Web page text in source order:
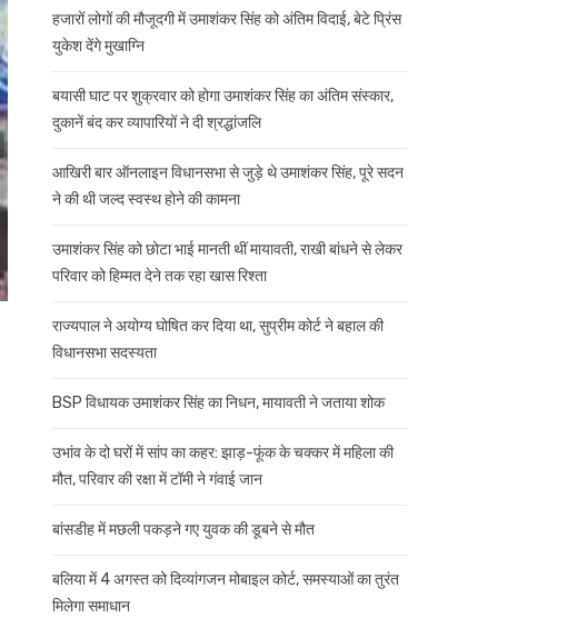
हजारों लोगों की मौजूदगी में उमाशंकर सिंह को अंतिम विदाई, बेटे प्रिंस
युकेश देंगे मुखाग्नि
बयासी घाट पर शुक्रवार को होगा उमाशंकर सिंह का अंतिम संस्कार,
दुकानें बंद कर व्यापारियों ने दी श्रद्धांजलि
आखिरी बार ऑनलाइन विधानसभा से जुड़े थे उमाशंकर सिंह, पूरे सदन
ने की थी जल्द स्वस्थ होने की कामना
उमाशंकर सिंह को छोटा भाई मानती थीं मायावती, राखी बांधने से लेकर
परिवार को हिम्मत देने तक रहा खास रिश्ता
राज्यपाल ने अयोग्य घोषित कर दिया था, सुप्रीम कोर्ट ने बहाल की
विधानसभा सदस्यता
BSP विधायक उमाशंकर सिंह का निधन, मायावती ने जताया शोक
उभांव के दो घरों में सांप का कहर: झाड़-फूंक के चक्कर में महिला की
मौत, परिवार की रक्षा में टॉमी ने गंवाई जान
बांसडीह में मछली पकड़ने गए युवक की डूबने से मौत
बलिया में 4 अगस्त को दिव्यांगजन मोबाइल कोर्ट, समस्याओं का तुरंत
मिलेगा समाधान